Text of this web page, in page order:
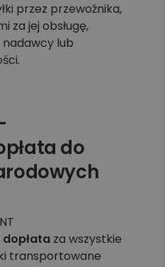
przez przewoźnika,
za jej obsługę,
nadawcy lub
do
za wszystkie
transportowane